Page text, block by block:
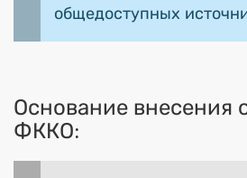
общедоступных
Основание внесения
ФККО: